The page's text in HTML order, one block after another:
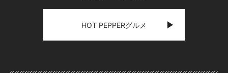
HOT PEPPERグルメ